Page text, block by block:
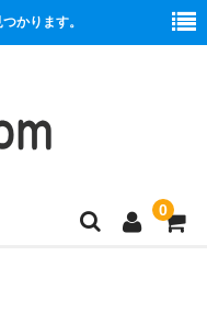
かります。
0